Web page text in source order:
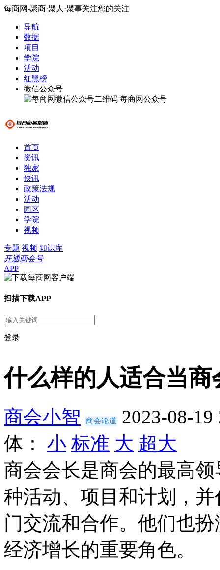
每商网-聚商·聚人·聚事关注您的关注
导航
数据
项目
学院
活动
红黑榜
微信公众号
每商网公众号
首页
资讯
独家
快讯
政策法规
活动
园区
学院
视频
专题 视频 知识库
开通商会号
APP
扫描下载APP
登录
什么样的人适合当商
商会小智 商会论道
2023-08-19
体： 小 标准 大 超大
商会会长是商会的最高
种活动、项目和计划，
门交流和合作。他们也
经济增长的重要角色。